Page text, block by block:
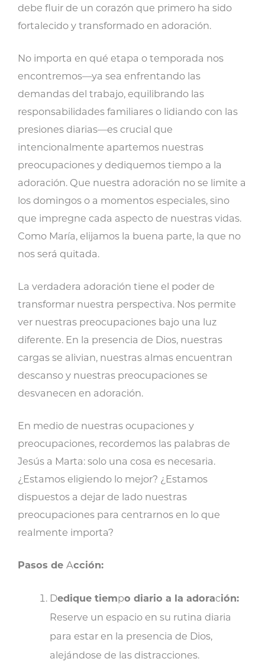
debe fluir de un corazón que primero ha sido
fortalecido y transformado en adoración.
No importa en qué etapa o temporada nos
encontremos—ya sea enfrentando las
demandas del trabajo, equilibrando las
responsabilidades familiares o lidiando con las
presiones diarias—es crucial que
intencionalmente apartemos nuestras
preocupaciones y dediquemos tiempo a la
adoración. Que nuestra adoración no se limite a
los domingos o a momentos especiales, sino
que impregne cada aspecto de nuestras vidas.
Como María, elijamos la buena parte, la que no
nos será quitada.
La verdadera adoración tiene el poder de
transformar nuestra perspectiva. Nos permite
ver nuestras preocupaciones bajo una luz
diferente. En la presencia de Dios, nuestras
cargas se alivian, nuestras almas encuentran
descanso y nuestras preocupaciones se
desvanecen en adoración.
En medio de nuestras ocupaciones y
preocupaciones, recordemos las palabras de
Jesús a Marta: solo una cosa es necesaria.
¿Estamos eligiendo lo mejor? ¿Estamos
dispuestos a dejar de lado nuestras
preocupaciones para centrarnos en lo que
realmente importa?
Pasos de Acción:
Dedique tiempo diario a la adoración:
Reserve un espacio en su rutina diaria
para estar en la presencia de Dios,
alejándose de las distracciones.